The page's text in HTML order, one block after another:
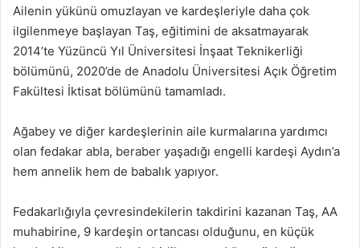
Ailenin yükünü omuzlayan ve kardeşleriyle daha çok
ilgilenmeye başlayan Taş, eğitimini de aksatmayarak
2014’te Yüzüncü Yıl Üniversitesi İnşaat Teknikerliği
bölümünü, 2020’de de Anadolu Üniversitesi Açık Öğretim
Fakültesi İktisat bölümünü tamamladı.
Ağabey ve diğer kardeşlerinin aile kurmalarına yardımcı
olan fedakar abla, beraber yaşadığı engelli kardeşi Aydın’a
hem annelik hem de babalık yapıyor.
Fedakarlığıyla çevresindekilerin takdirini kazanan Taş, AA
muhabirine, 9 kardeşin ortancası olduğunu, en küçük